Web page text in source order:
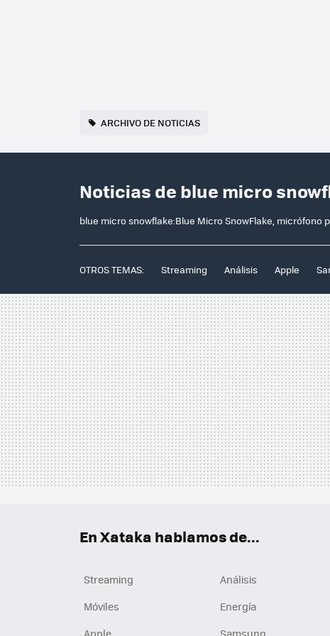
ARCHIVO DE NOTICIAS
Noticias de blue micro
blue micro snowflake:Blue Micro SnowFlake, micrófono
OTROS TEMAS: Streaming Análisis Apple
En Xataka hablamos de...
Streaming Análisis
Móviles
Energía